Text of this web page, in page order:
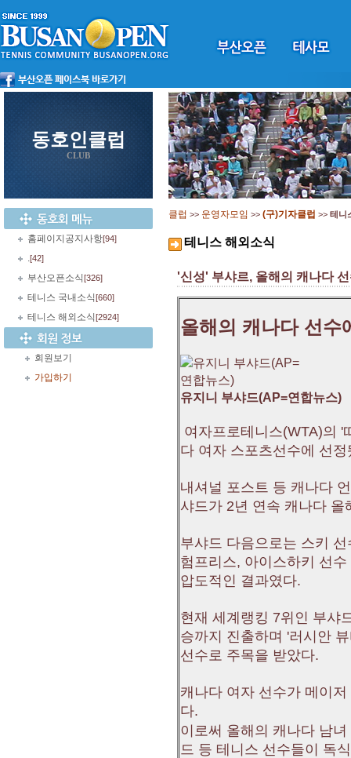
동호인클럽
CLUB
홈페이지공지사항[94]
.[42]
부산오픈소식[326]
테니스 국내소식[660]
테니스 해외소식[2924]
회원보기
가입하기
클럽 >> 운영자모임 >> (구)기자클럽 >> 테니
테니스 해외소식
'신성' 부샤르, 올해의 캐나다
올해의 캐나다 선수
유지니 부샤드(AP=연합뉴스)
여자프로테니스(WTA)의 '
다 여자 스포츠선수에 선정
내셔널 포스트 등 캐나다
샤드가 2년 연속 캐나다
부샤드 다음으로는 스키
험프리스, 아이스하키 선
압도적인 결과였다.
현재 세계랭킹 7위인 부샤
승까지 진출하며 '러시안
선수로 주목을 받았다.
캐나다 여자 선수가 메이
다.
이로써 올해의 캐나다 남
드 등 테니스 선수들이 독